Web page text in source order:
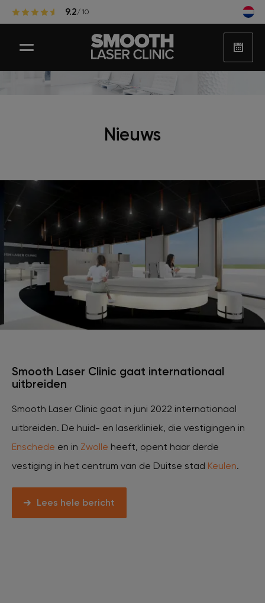
9.2/ 10
Nieuws
Smooth Laser Clinic gaat internationaal
uitbreiden
Smooth Laser Clinic gaat in juni 2022 internationaal
uitbreiden. De huid- en laserkliniek, die vestigingen in
Enschede en in Zwolle heeft, opent haar derde
vestiging in het centrum van de Duitse stad Keulen.
Lees hele bericht
Huidbehandelingen
Huidproblemen
XL Hair
Tattoo verwijderen
Cosmetisch arts
Ervaringen